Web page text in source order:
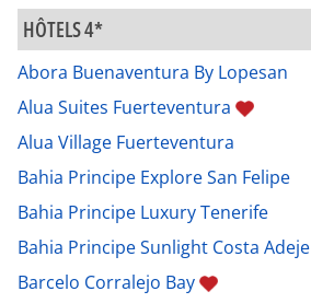
HÔTELS 4*
Abora Buenaventura By Lopesan
Alua Suites Fuerteventura
Alua Village Fuerteventura
Bahia Principe Explore San Felipe
Bahia Principe Luxury Tenerife
Bahia Principe Sunlight Costa Adeje
Barcelo Corralejo Bay